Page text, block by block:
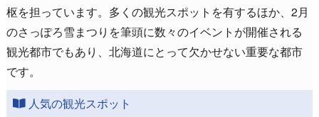
枢を担っています。多くの観光スポットを有するほか、2月
のさっぽろ雪まつりを筆頭に数々のイベントが開催される
観光都市でもあり、北海道にとって欠かせない重要な都市
です。
人気の観光スポット